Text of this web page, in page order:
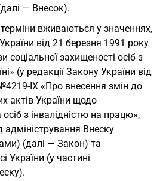
— Внесок).
вживаються у значеннях,
від 21 березня 1991 року
соціальної захищеності осіб з
(у редакції Закону України від
ІХ «Про внесення змін до
актів України щодо
з інвалідністю на працю»,
адміністрування Внеску
(далі — Закон) та
України (у частині